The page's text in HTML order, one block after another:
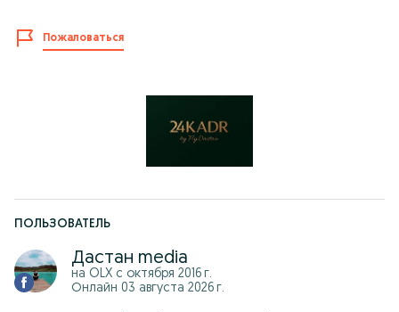
• Асянди
• Выписка из роддома
Пожаловаться
ПОЛЬЗОВАТЕЛЬ
Дастан media
на OLX с октября 2016 г.
Онлайн 03 августа 2026 г.